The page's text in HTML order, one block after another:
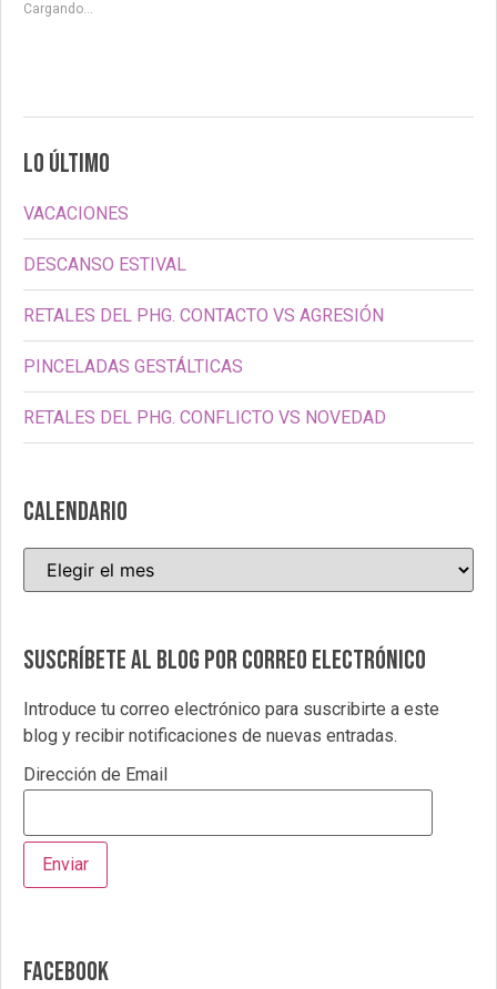
Cargando...
LO ÚLTIMO
VACACIONES
DESCANSO ESTIVAL
RETALES DEL PHG. CONTACTO VS AGRESIÓN
PINCELADAS GESTÁLTICAS
RETALES DEL PHG. CONFLICTO VS NOVEDAD
CALENDARIO
Suscríbete al blog por correo electrónico
Introduce tu correo electrónico para suscribirte a este
blog y recibir notificaciones de nuevas entradas.
Dirección de Email
Facebook